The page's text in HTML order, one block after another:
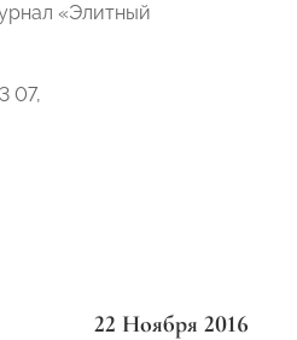
«Элитный
07,
22 Ноября 2016